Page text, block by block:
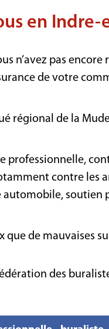
en
n’avez pas
de votre
régional de la
professionnelle,
contre les
automobile, soutien
de mauvaises
des